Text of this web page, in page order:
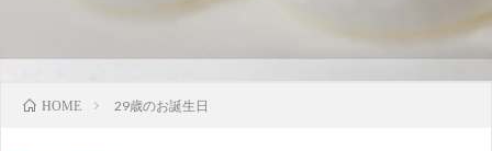
HOME 29歳のお誕生日